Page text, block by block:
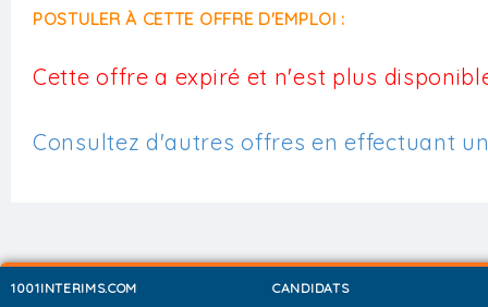
POSTULER À CETTE OFFRE D'EMPLOI :
Cette offre a expiré et n'est plus
Consultez d'autres offres en effectuant
1001INTERIMS.COM
CANDIDATS